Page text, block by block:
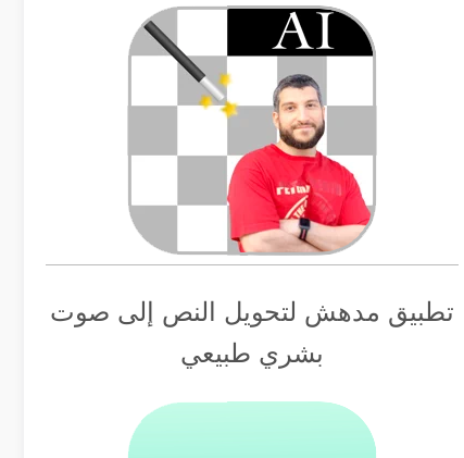
تطبيق مدهش لتحويل النص إلى صوت
بشري طبيعي